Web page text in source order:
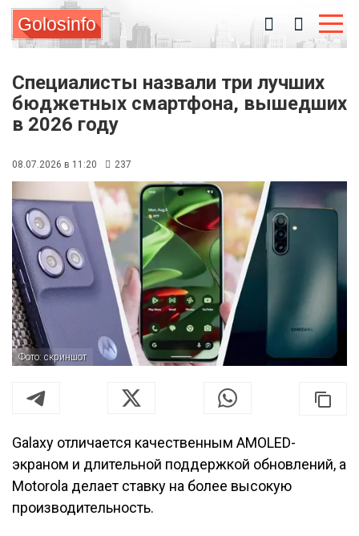
Golosinfo
Специалисты назвали три лучших
бюджетных смартфона, вышедших
в 2026 году
08.07.2026 в 11:20 237
Фото: скриншот
Galaxy отличается качественным AMOLED-
экраном и длительной поддержкой обновлений, а
Motorola делает ставку на более высокую
производительность.